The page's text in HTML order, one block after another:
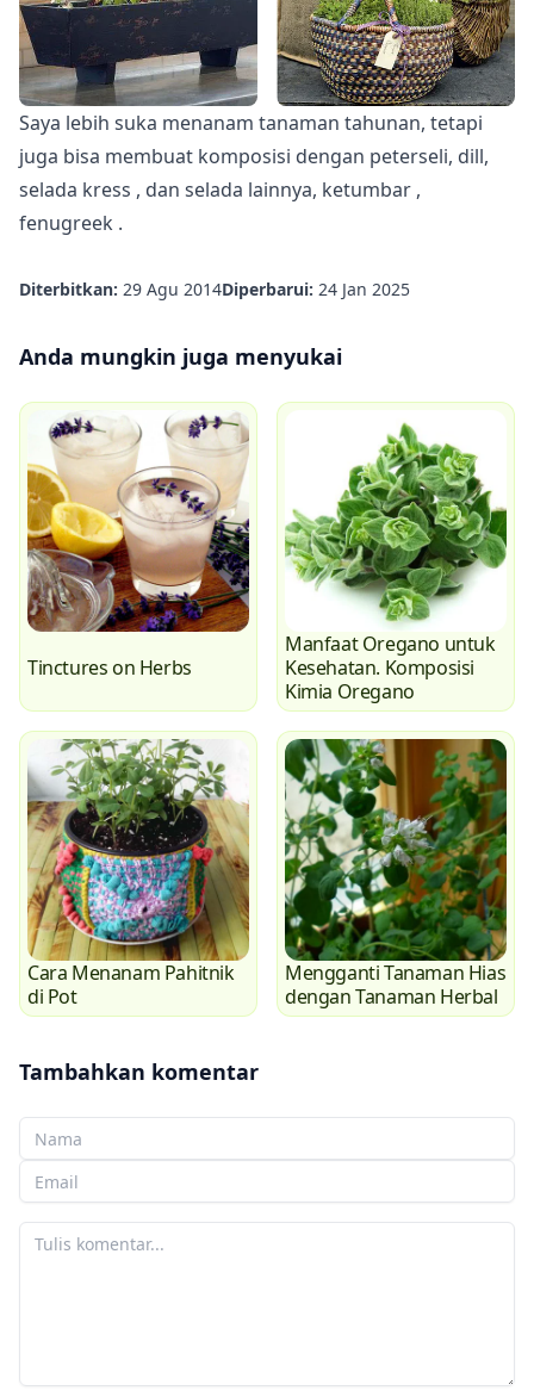
Saya lebih suka menanam tanaman tahunan, tetapi
juga bisa membuat komposisi dengan peterseli, dill,
selada kress , dan selada lainnya, ketumbar ,
fenugreek .
Diterbitkan: 29 Agu 2014Diperbarui: 24 Jan 2025
Anda mungkin juga menyukai
Tinctures on Herbs
Manfaat Oregano untuk
Kesehatan. Komposisi
Kimia Oregano
Cara Menanam Pahitnik
di Pot
Mengganti Tanaman Hias
dengan Tanaman Herbal
Tambahkan komentar
Nama Anda
Email Anda
Komentar Anda